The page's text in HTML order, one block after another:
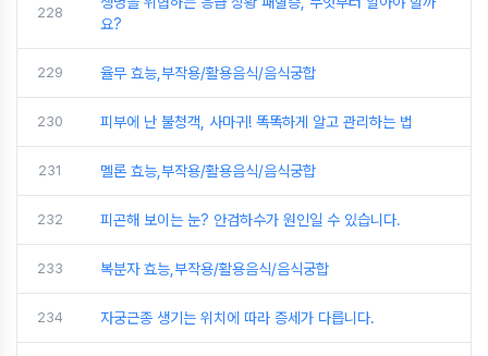
228
요?
229 율무 효능,부작용/활용음식/음식궁합
230 피부에 난 불청객, 사마귀! 똑똑하게 알고 관리하는 법
231 멜론 효능,부작용/활용음식/음식궁합
232 피곤해 보이는 눈? 안검하수가 원인일 수 있습니다.
233 복분자 효능,부작용/활용음식/음식궁합
234 자궁근종 생기는 위치에 따라 증세가 다릅니다.